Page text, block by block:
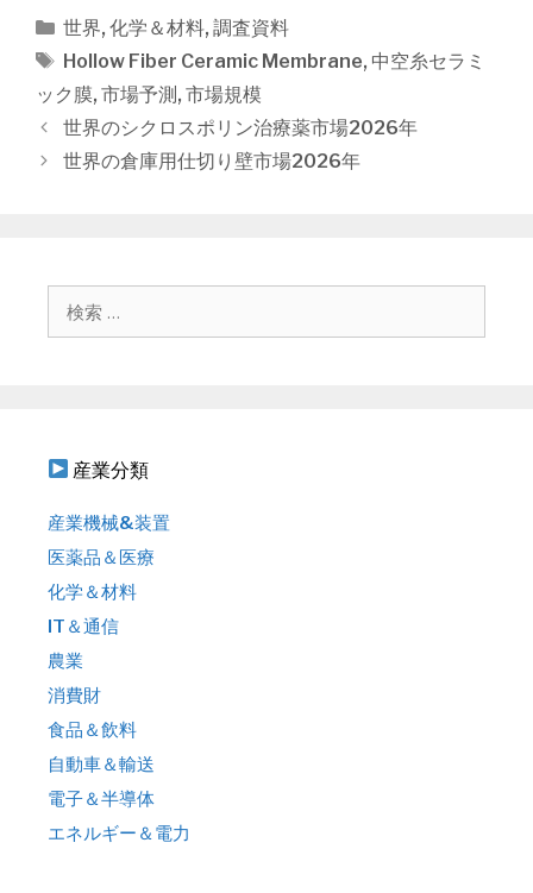
カ
テ
ゴ
リ
ー
世界, 化学＆材料, 調査資料
タ
グ
Hollow Fiber Ceramic Membrane, 中空糸セラミ
ック膜, 市場予測 , 市場規模
投
稿
世界のシクロスポリン治療薬市場2026年
世界の倉庫用仕切り壁市場2026年
産業分類
産業機械&装置
医薬品＆医療
化学＆材料
IT＆通信
農業
消費財
食品＆飲料
自動車＆輸送
電子＆半導体
エネルギー＆電力